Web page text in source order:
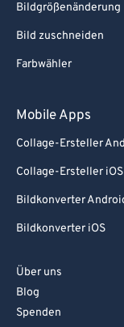
Bildgrößenänderung
Bild zuschneiden
Farbwähler
Mobile Apps
Collage-Ersteller
Collage-Ersteller iOS
Bildkonverter
Bildkonverter iOS
Über uns
Blog
Spenden